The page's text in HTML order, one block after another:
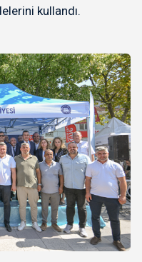
kullandı.